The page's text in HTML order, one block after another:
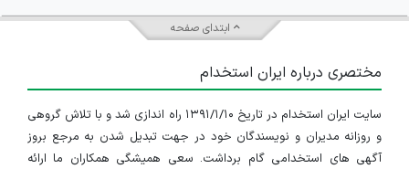
ابتدای صفحه
مختصری درباره ایران استخدام
سایت ایران استخدام در تاریخ ۱۳۹۱/۱/۱۰ راه اندازی شد و با تلاش گروهی
و روزانه مدیران و نویسندگان خود در جهت تبدیل شدن به مرجع بروز
آگهی های استخدامی گام برداشت. سعی همیشگی همکاران ما ارائه